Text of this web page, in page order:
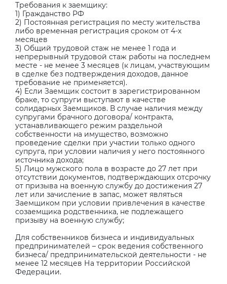
Требования к заемщику:
1) Гражданство РФ
2) Постоянная регистрация по месту жительства
либо временная регистрация сроком от 4-х
месяцев
3) Общий трудовой стаж не менее 1 года и
непрерывный трудовой стаж работы на последнем
месте - не менее 3 месяцев (к лицам, участвующим
в сделке без подтверждения доходов, данное
требование не применяется).
4) Если Заемщик состоит в зарегистрированном
браке, то супруги выступают в качестве
солидарных Заемщиков. В случае наличия между
супругами брачного договора/ контракта,
устанавливающего режим раздельной
собственности на имущество, возможно
проведение сделки при участии только одного
супруга, при условии наличия у него постоянного
источника дохода;
5) Лицо мужского пола в возрасте до 27 лет при
отсутствии документов, подтверждающих отсрочку
от призыва на военную службу до достижения 27
лет или зачисление в запас, может являться
Заемщиком при условии привлечения в качестве
созаемщика родственника, не подлежащего
призыву на военную службу;
Для собственников бизнеса и индивидуальных
предпринимателей – срок ведения собственного
бизнеса/ предпринимательской деятельности - не
менее 12 месяцев На территории Российской
Федерации.